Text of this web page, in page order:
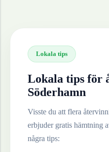
Lokala tips
Lokala tips för
Söderhamn
Visste du att flera
erbjuder gratis hämtning
några tips: